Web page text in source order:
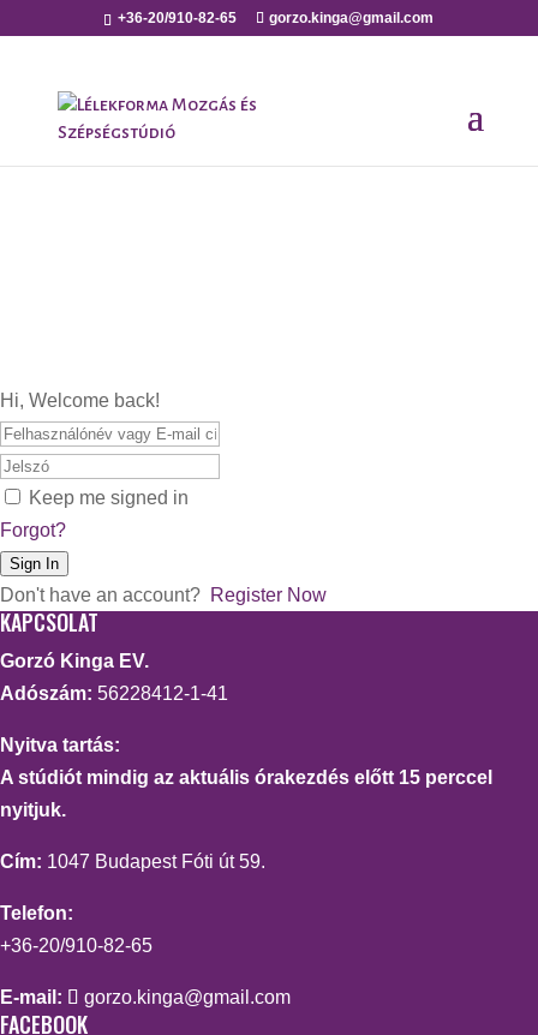
+36-20/910-82-65 gorzo.kinga@gmail.com
Hi, Welcome back!
Keep me signed in
Forgot?
Sign In
Don't have an account? Register Now
KAPCSOLAT
Gorzó Kinga EV.
Adószám: 56228412-1-41
Nyitva tartás:
A stúdiót mindig az aktuális órakezdés előtt 15 perccel
nyitjuk.
Cím: 1047 Budapest Fóti út 59.
Telefon:
+36-20/910-82-65
E-mail: gorzo.kinga@gmail.com
FACEBOOK